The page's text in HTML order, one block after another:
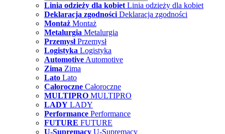
Linia odzieży dla kobiet Linia odzieży dla kobiet
Deklaracja zgodności Deklaracja zgodności
Montaż Montaż
Metalurgia Metalurgia
Przemysł Przemysł
Logistyka Logistyka
Automotive Automotive
Zima Zima
Lato Lato
Całoroczne Całoroczne
MULTIPRO MULTIPRO
LADY LADY
Performance Performance
FUTURE FUTURE
U-Supremacy U-Supremacy